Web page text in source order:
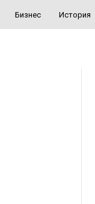
Бизнес История